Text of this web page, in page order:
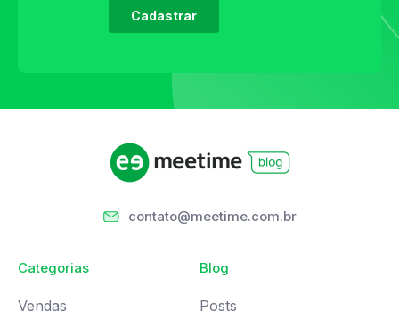
contato@meetime.com.br
Categorias
Vendas
Blog
Posts